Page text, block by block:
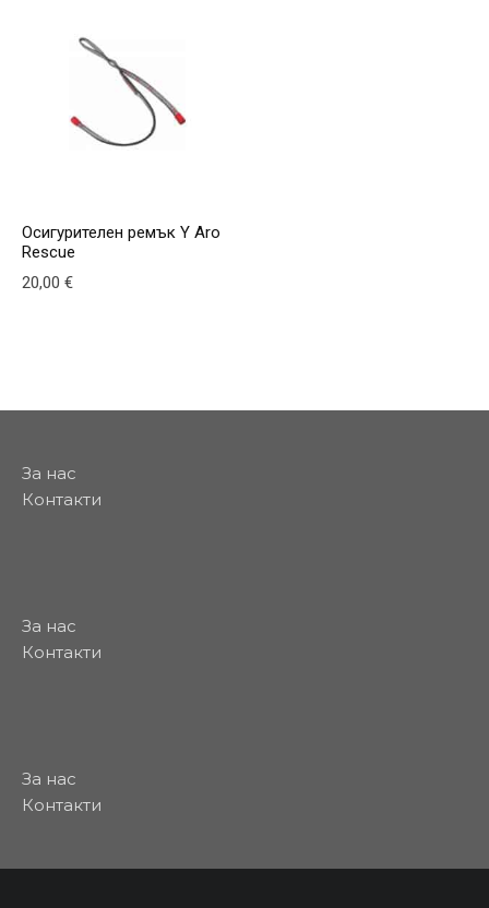
Осигурителен ремък Y Aro
Rescue
20,00 €
За нас
Контакти
За нас
Контакти
За нас
Контакти